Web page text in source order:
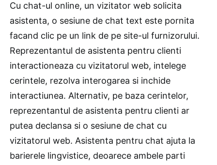
Cu chat-ul online, un vizitator web solicita
asistenta, o sesiune de chat text este pornita
facand clic pe un link de pe site-ul furnizorului.
Reprezentantul de asistenta pentru clienti
interactioneaza cu vizitatorul web, intelege
cerintele, rezolva interogarea si inchide
interactiunea. Alternativ, pe baza cerintelor,
reprezentantul de asistenta pentru clienti ar
putea declansa si o sesiune de chat cu
vizitatorul web. Asistenta pentru chat ajuta la
barierele lingvistice, deoarece ambele parti